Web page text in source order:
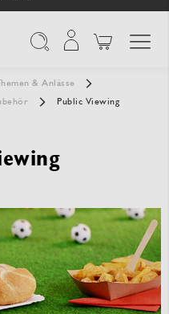
& Anlässe
Public Viewing